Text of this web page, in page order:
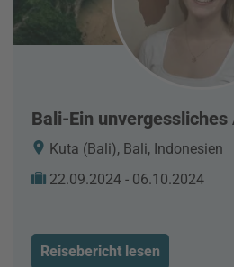
Bali-Ein
Kuta (Bali), Bali, Indonesien
22.09.2024 - 06.10.2024
Reisebericht lesen